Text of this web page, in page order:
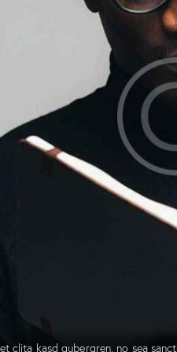
clita kasd gubergren, no sea